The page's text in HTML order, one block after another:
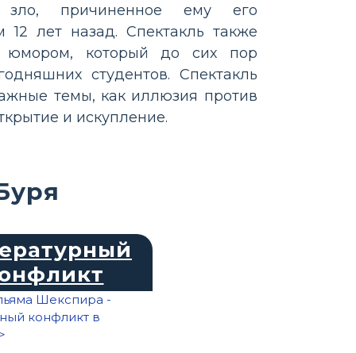
зло, причиненное ему его
12 лет назад. Спектакль также
юмором, который до сих пор
студентов. Спектакль
темы, как иллюзия против
и искупление.